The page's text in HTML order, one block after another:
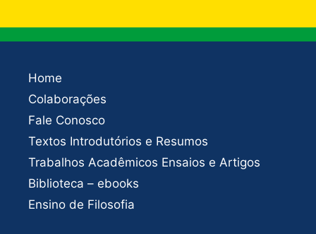
Home
Colaborações
Fale Conosco
Textos Introdutórios e Resumos
Trabalhos Acadêmicos Ensaios e Artigos
Biblioteca – ebooks
Ensino de Filosofia